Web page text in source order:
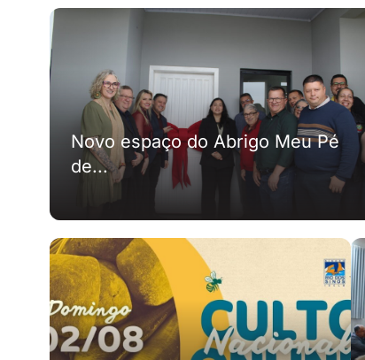
Novo espaço do Abrigo Meu Pé
de...